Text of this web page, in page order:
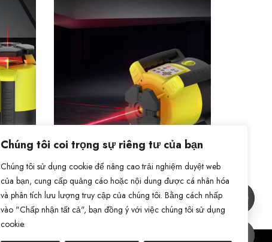
Chúng tôi coi trọng sự riêng tư của bạn
Chúng tôi sử dụng cookie để nâng cao trải nghiệm duyệt web
của bạn, cung cấp quảng cáo hoặc nội dung được cá nhân hóa
và phân tích lưu lượng truy cập của chúng tôi. Bằng cách nhấp
vào "Chấp nhận tất cả", bạn đồng ý với việc chúng tôi sử dụng
cookie.
KRL-440
Laser quay KRL-440